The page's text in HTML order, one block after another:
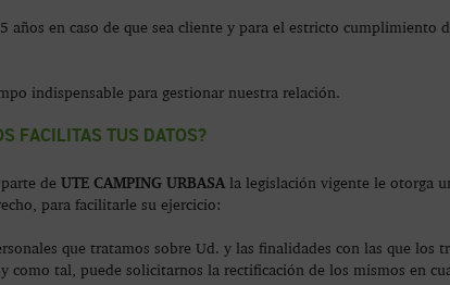
años en caso de que sea cliente y para el estricto cumplimiento
indispensable para gestionar nuestra relación.
FACILITAS TUS DATOS?
de UTE CAMPING URBASA la legislación vigente le otorga
para facilitarle su ejercicio:
que tratamos sobre Ud. y las finalidades con las que los
como tal, puede solicitarnos la rectificación de los mismos en